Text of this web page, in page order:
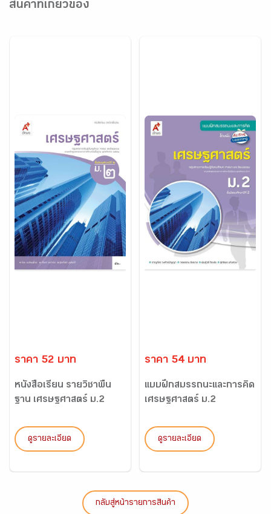
สินค้าที่เกี่ยวข้อง
ราคา 52 บาท
หนังสือเรียน รายวิชาพื้น
ฐาน เศรษฐศาสตร์ ม.2
ดูรายละเอียด
ราคา 54 บาท
แบบฝึกสมรรถนะและการคิด
เศรษฐศาสตร์ ม.2
ดูรายละเอียด
กลับสู่หน้ารายการสินค้า